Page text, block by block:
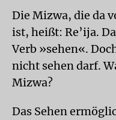
Die Mizwa, die da
ist, heißt: Re’ija.
Verb »sehen«.
nicht sehen darf.
Mizwa?
Das Sehen